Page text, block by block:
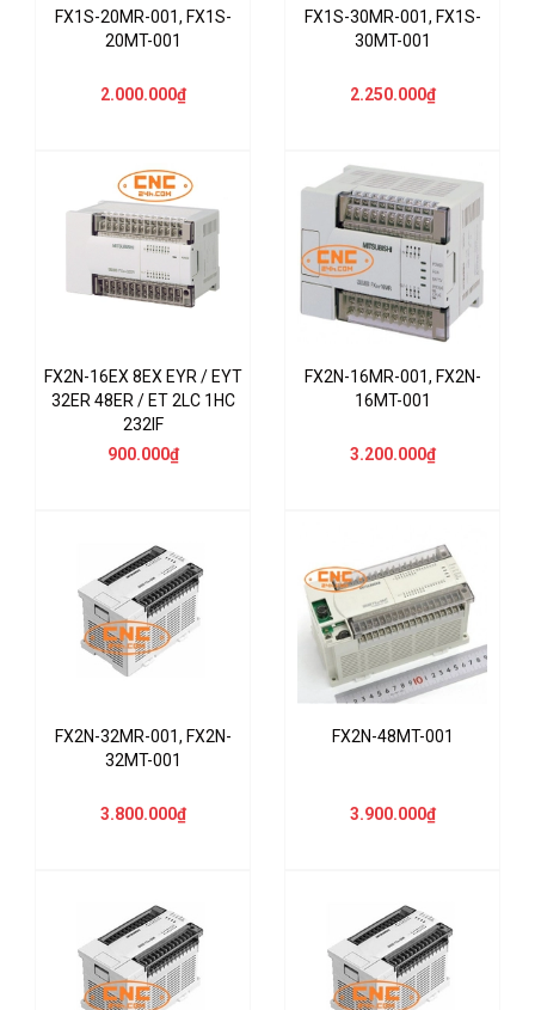
FX1S-20MR-001, FX1S-
20MT-001
2.000.000₫
FX1S-30MR-001, FX1S-
30MT-001
2.250.000₫
FX2N-16EX 8EX EYR / EYT
32ER 48ER / ET 2LC 1HC
232IF
900.000₫
FX2N-16MR-001, FX2N-
16MT-001
3.200.000₫
FX2N-32MR-001, FX2N-
32MT-001
3.800.000₫
FX2N-48MT-001
3.900.000₫